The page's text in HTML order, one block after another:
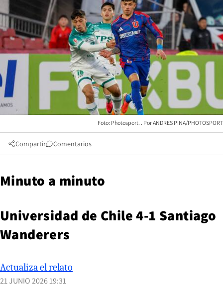
Foto: Photosport. ANDRES PINA/PHOTOSPORT
Compartir Comentarios
Minuto a minuto
Universidad de Chile 4-1 Santiago
Wanderers
Actualiza el relato
21 JUNIO 2026 19:31